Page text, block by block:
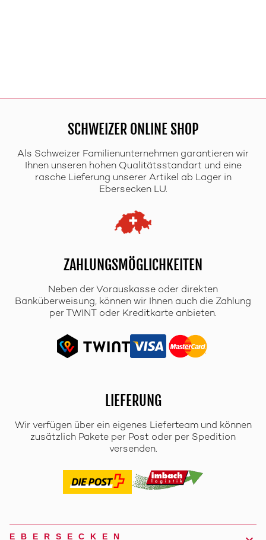
SCHWEIZER ONLINE SHOP
Als Schweizer Familienunternehmen garantieren wir
Ihnen unseren hohen Qualitätsstandart und eine
rasche Lieferung unserer Artikel ab Lager in
Ebersecken LU.
ZAHLUNGSMÖGLICHKEITEN
Neben der Vorauskasse oder direkten
Banküberweisung, können wir Ihnen auch die Zahlung
per TWINT oder Kreditkarte anbieten.
LIEFERUNG
Wir verfügen über ein eigenes Lieferteam und können
zusätzlich Pakete per Post oder per Spedition
versenden.
EBERSECKEN